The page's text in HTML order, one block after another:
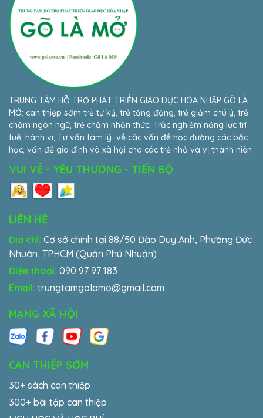
TRUNG TÂM HỖ TRỢ PHÁT TRIỂN GIÁO DỤC HÒA NHẬP GÕ LÀ
MỞ: can thiệp sớm trẻ tự kỷ, trẻ tăng động, trẻ giảm chú ý, trẻ
chậm ngôn ngữ, trẻ chậm nhận thức; Trắc nghiệm năng lực trí
tuệ, hành vi; Tư vấn tâm lý về các vấn đề học đường các bậc
học, vấn đề gia đình và xã hội cho các trẻ nhỏ và vị thành niên
VUI VẺ - YÊU THƯƠNG - TIẾN BỘ
LIÊN HỆ
Địa chỉ: Cơ sở chính tại 88/50 Đào Duy Anh, Phường Đức
Nhuận, TPHCM (Quận Phú Nhuận)
Điện thoại: 090 97 97 183
Email: trungtamgolamo@gmail.com
MẠNG XÃ HỘI
CAN THIỆP SỚM
30+ sách can thiệp
300+ bài tập can thiệp